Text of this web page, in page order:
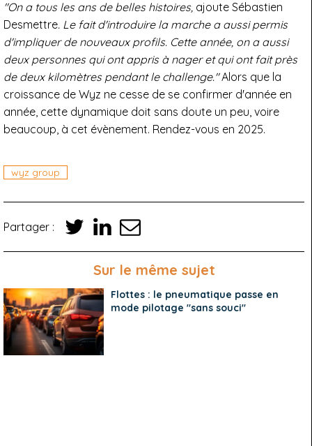
"On a tous les ans de belles histoires, ajoute Sébastien
Desmettre. Le fait d'introduire la marche a aussi permis
d'impliquer de nouveaux profils. Cette année, on a aussi
deux personnes qui ont appris à nager et qui ont fait près
de deux kilomètres pendant le challenge."Alors que la
croissance de Wyz ne cesse de se confirmer d'année en
année, cette dynamique doit sans doute un peu, voire
beaucoup, à cet évènement. Rendez-vous en 2025.
wyz group
Partager :
Sur le même sujet
Flottes : le pneumatique passe en
mode pilotage "sans souci"